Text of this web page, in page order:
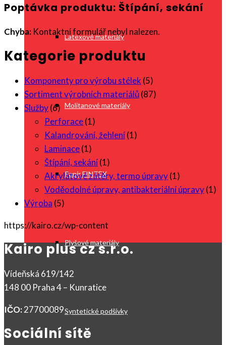
Latexové materiály
Molitanové materiály
Papír FINTEX
Plyšové materiály
Syntetické podšívky
Poptávka produktu: Štípání, sekání
Chyba: Kontaktní formulář nebyl nalezen.
Kategorie produktu
Komponenty pro výrobu stélek (5)
Sortiment výrobních materiálů(87)
Služby(6)
Perforace(1)
Kalandrování, žehlení(1)
Laminace(1)
Štípání, sekání(1)
Akrylátové zátěry, termo úpravy(1)
Voděodolné úpravy, antibakteriální úpravy(1)
Výroba (5)
https://kairo.cz/wp-content
Kairo plus cz s.r.o.
Vídeňská 619/142
148 00 Praha 4 – Kunratice
IČO: 27700089
Sociální sítě